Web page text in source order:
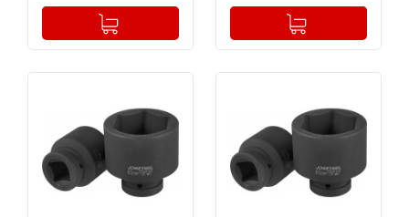
+
Добавлено в корзину +
Добавлено в корзину